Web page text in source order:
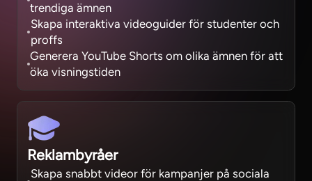
trendiga ämnen
Skapa interaktiva videoguider för studenter och
proffs
Generera YouTube Shorts om olika ämnen för att
öka visningstiden
Reklambyråer
Skapa snabbt videor för kampanjer på sociala